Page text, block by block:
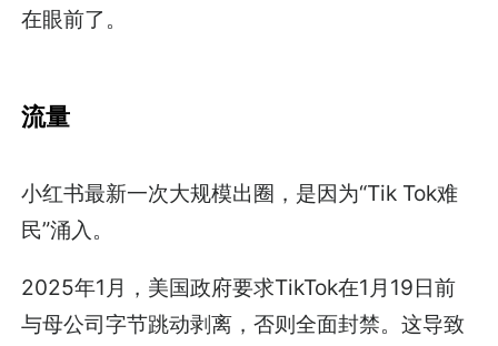
在眼前了。
流量
小红书最新一次大规模出圈，是因为“Tik Tok难
民”涌入。
2025年1月，美国政府要求TikTok在1月19日前
与母公司字节跳动剥离，否则全面封禁。这导致